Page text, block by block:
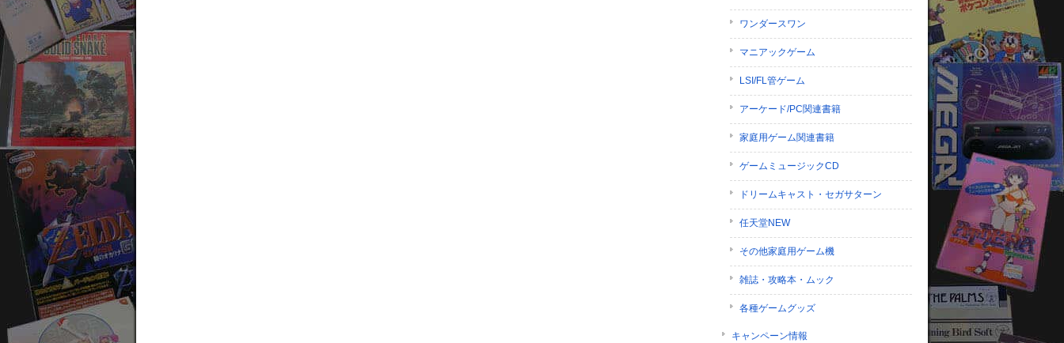
ワンダースワン
マニアックゲーム
LSI/FL管ゲーム
アーケード/PC関連書籍
家庭用ゲーム関連書籍
ゲームミュージックCD
ドリームキャスト・セガサターン
任天堂NEW
その他家庭用ゲーム機
雑誌・攻略本・ムック
各種ゲームグッズ
キャンペーン情報